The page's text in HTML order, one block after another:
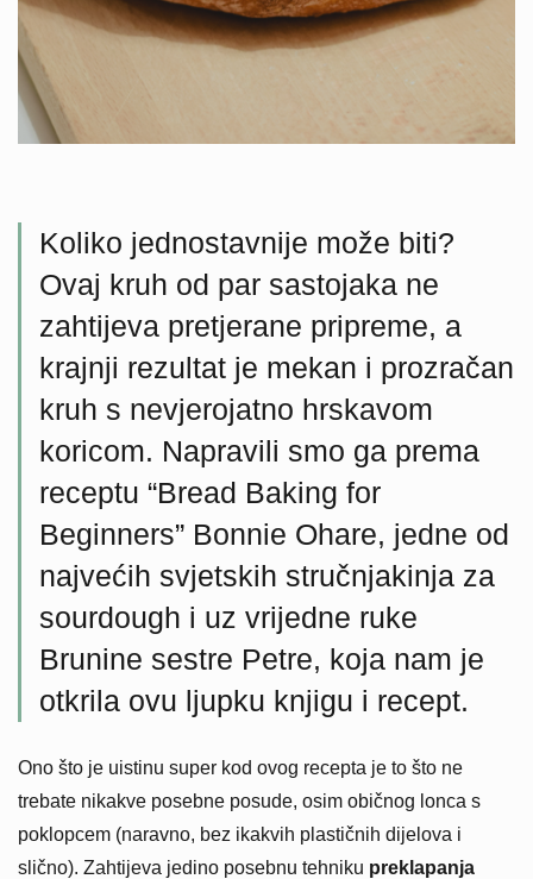
Koliko jednostavnije može biti?
Ovaj kruh od par sastojaka ne
zahtijeva pretjerane pripreme, a
krajnji rezultat je mekan i prozračan
kruh s nevjerojatno hrskavom
koricom. Napravili smo ga prema
receptu “Bread Baking for
Beginners” Bonnie Ohare, jedne od
najvećih svjetskih stručnjakinja za
sourdough i uz vrijedne ruke
Brunine sestre Petre, koja nam je
otkrila ovu ljupku knjigu i recept.
Ono što je uistinu super kod ovog recepta je to što ne
trebate nikakve posebne posude, osim običnog lonca s
poklopcem (naravno, bez ikakvih plastičnih dijelova i
slično). Zahtijeva jedino posebnu tehniku preklapanja